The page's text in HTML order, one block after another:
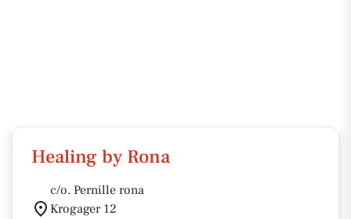
Healing by Rona
c/o. Pernille rona
Krogager 12